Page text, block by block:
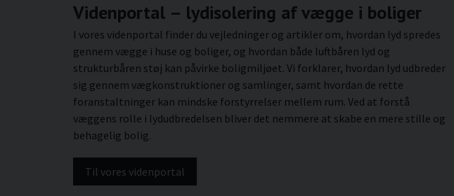
Videnportal – lydisolering af vægge i boliger
I vores videnportal finder du vejledninger og artikler om, hvordan lyd spredes
gennem vægge i huse og boliger, og hvordan både luftbåren lyd og
strukturbåren støj kan påvirke boligmiljøet. Vi forklarer, hvordan lyd udbreder
sig gennem vægkonstruktioner og samlinger, samt hvordan de rette
foranstaltninger kan mindske forstyrrelser mellem rum. Ved at forstå
væggens rolle i lydudbredelsen bliver det nemmere at skabe en mere stille og
behagelig bolig.
Til vores videnportal